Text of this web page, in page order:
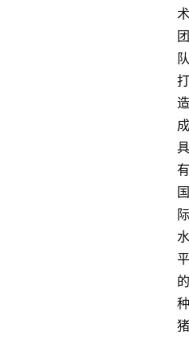
术
团
队
打
造
成
具
有
国
际
水
平
的
种
猪